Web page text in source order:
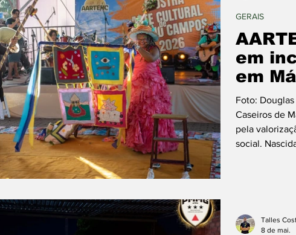
em
em
Foto:
Caseiros de
pela
social.
GERAIS
Talles
8 de mai.